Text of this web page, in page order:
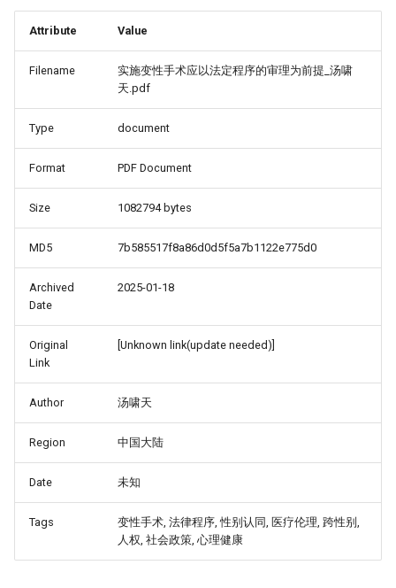
Attribute Value
Filename
实施变性手术应以法定程序的审理为前提_汤啸
天.pdf
Type document
Format PDF Document
Size 1082794 bytes
MD5 7b585517f8a86d0d5f5a7b1122e775d0
Archived
Date
2025-01-18
Original
Link
[Unknown link(update needed)]
Author 汤啸天
Region 中国大陆
Date 未知
Tags
变性手术, 法律程序, 性别认同, 医疗伦理, 跨性别,
人权, 社会政策, 心理健康